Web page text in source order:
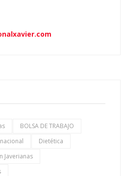
BOLSA DE TRABAJO
Dietética
Javerianas